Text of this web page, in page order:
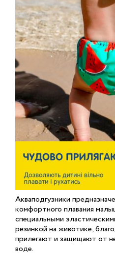
Акваподгузники
комфортного плавания
специальными
резинкой на животике,
прилегают и защищают от
воде.